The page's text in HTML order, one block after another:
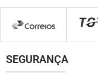
SEGURANÇA